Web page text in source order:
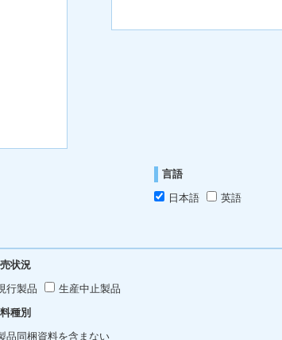
言語
日本語
英語
状況
行製品
生産中止製品
種別
品同梱資料を含まない